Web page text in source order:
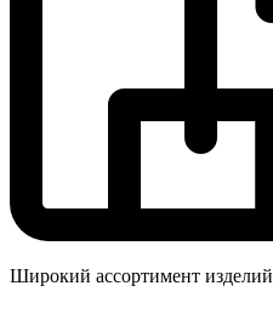
Широкий ассортимент изделий